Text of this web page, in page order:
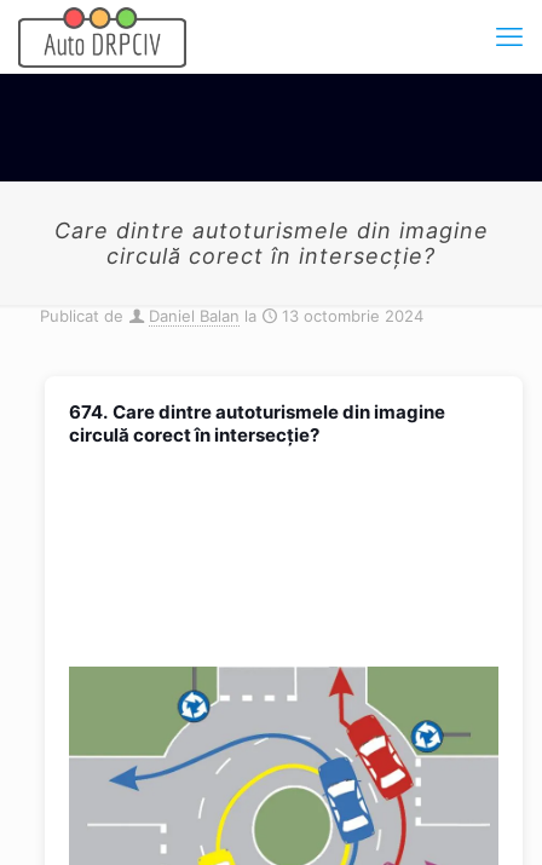
Care dintre autoturismele din imagine
circulă corect în intersecţie?
Publicat de Daniel Balan la 13 octombrie 2024
674. Care dintre autoturismele din imagine
circulă corect în intersecţie?